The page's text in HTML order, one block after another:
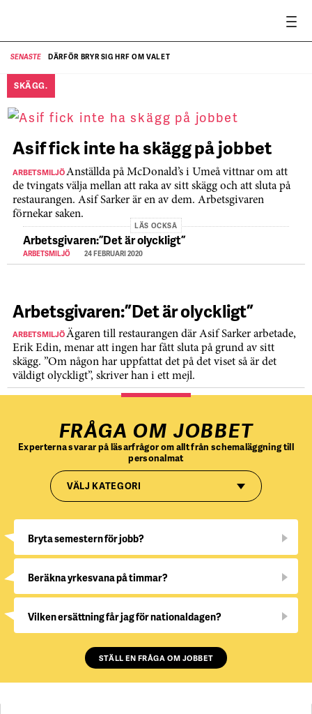
SENASTE DÄRFÖR BRYR SIG HRF OM VALET
SKÄGG.
Asif fick inte ha skägg på jobbet
ARBETSMILJÖAnställda på McDonald’s i Umeå vittnar om att
de tvingats välja mellan att raka av sitt skägg och att sluta på
restaurangen. Asif Sarker är en av dem. Arbetsgivaren
förnekar saken.
LÄS OCKSÅ
Arbetsgivaren: ”Det är olyckligt”
ARBETSMILJÖ 24 FEBRUARI 2020
Arbetsgivaren: ”Det är olyckligt”
ARBETSMILJÖÄgaren till restaurangen där Asif Sarker arbetade,
Erik Edin, menar att ingen har fått sluta på grund av sitt
skägg. ”Om någon har uppfattat det på det viset så är det
väldigt olyckligt”, skriver han i ett mejl.
FRÅGA OM JOBBET
Experterna svarar på läsarfrågor om allt från schemaläggning till
personalmat
VÄLJ KATEGORI
Bryta semestern för jobb?
Beräkna yrkesvana på timmar?
Vilken ersättning får jag för nationaldagen?
STÄLL EN FRÅGA OM JOBBET